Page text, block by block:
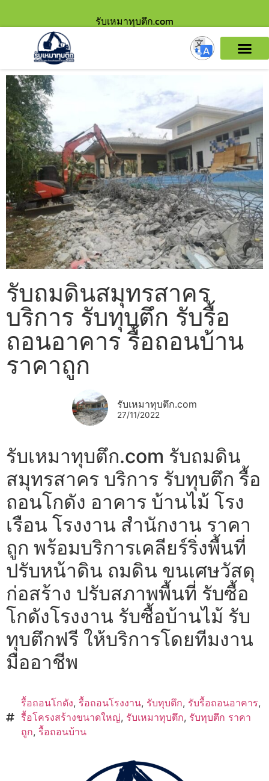
รับเหมาทุบตึก.com
รับถมดินสมุทรสาคร
บริการ รับทุบตึก รับรื้อ
ถอนอาคาร รื้อถอนบ้าน
ราคาถูก
รับเหมาทุบตึก.com
27/11/2022
รับเหมาทุบตึก.com รับถมดิน
สมุทรสาคร บริการ รับทุบตึก รื้อ
ถอนโกดัง อาคาร บ้านไม้ โรง
เรือน โรงงาน สำนักงาน ราคา
ถูก พร้อมบริการเคลียร์ริ่งพื้นที่
ปรับหน้าดิน ถมดิน ขนเศษวัสดุ
ก่อสร้าง ปรับสภาพพื้นที่ รับซื้อ
โกดังโรงงาน รับซื้อบ้านไม้ รับ
ทุบตึกฟรี ให้บริการโดยทีมงาน
มืออาชีพ
รื้อถอนโกดัง, รื้อถอนโรงงาน, รับทุบตึก, รับรื้อถอนอาคาร,
รื้อโครงสร้างขนาดใหญ่, รับเหมาทุบตึก, รับทุบตึก ราคา
ถูก, รื้อถอนบ้าน